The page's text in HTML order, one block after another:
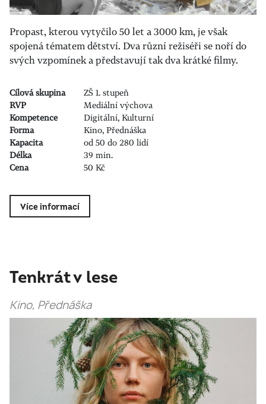
Propast, kterou vytyčilo 50 let a 3000 km, je však
spojená tématem dětství. Dva různí režiséři se noří do
svých vzpomínek a představují tak dva krátké filmy.
Cílová skupina
ZŠ 1. stupeň
RVP
Mediální výchova
Kompetence
Digitální, Kulturní
Forma
Kino, Přednáška
Kapacita
od 50 do 280 lidí
Délka
39 min.
Cena
50 Kč
Více informací
Tenkrát v lese
Kino, Přednáška